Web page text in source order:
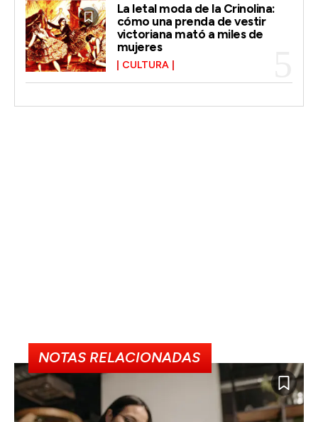
La letal moda de la Crinolina:
cómo una prenda de vestir
victoriana mató a miles de
mujeres
CULTURA
NOTAS RELACIONADAS